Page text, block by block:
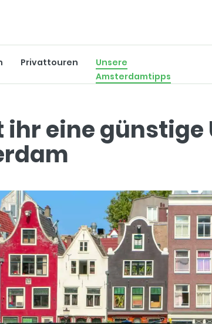
Privattouren
Unsere
Amsterdamtipps
ihr eine